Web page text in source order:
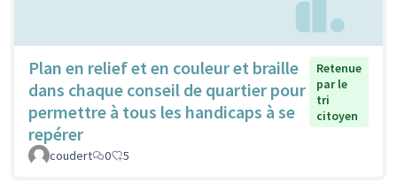
Plan en relief et en couleur et braille
dans chaque conseil de quartier pour
permettre à tous les handicaps à se
repérer
Retenue
par le
tri
citoyen
coudert 0 5